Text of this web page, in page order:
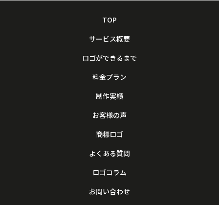
TOP
サービス概要
ロゴができるまで
料金プラン
制作実績
お客様の声
商標ロゴ
よくある質問
ロゴコラム
お問い合わせ